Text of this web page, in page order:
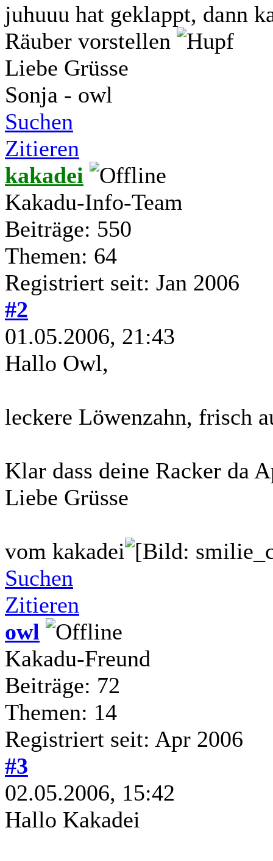
juhuuu hat geklappt, dann
Räuber vorstellen
Liebe Grüsse
Sonja - owl
Suchen
Zitieren
kakadei
Kakadu-Info-Team
Beiträge: 550
Themen: 64
Registriert seit: Jan 2006
#2
01.05.2006, 21:43
Hallo Owl,
leckere Löwenzahn, frisch
Klar dass deine Racker da
Liebe Grüsse
vom kakadei
Suchen
Zitieren
owl
Kakadu-Freund
Beiträge: 72
Themen: 14
Registriert seit: Apr 2006
#3
02.05.2006, 15:42
Hallo Kakadei